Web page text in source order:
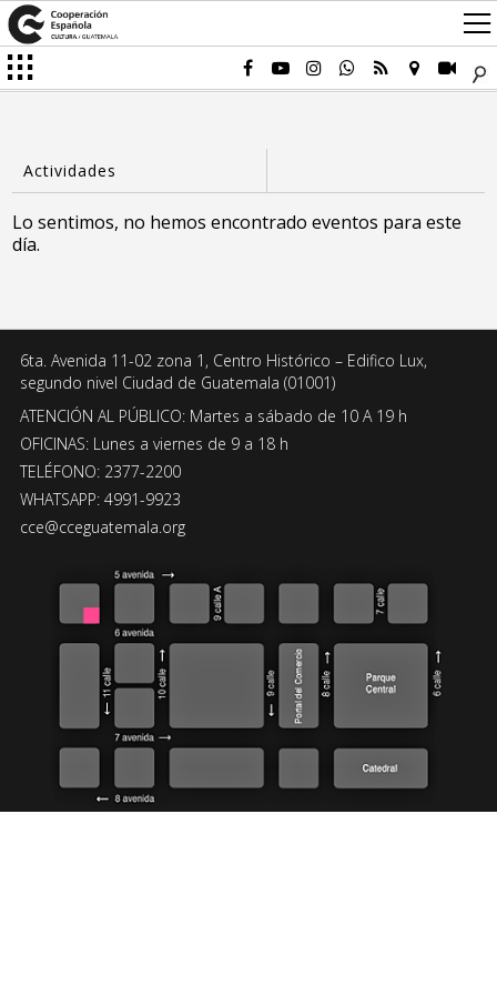
Lo sentimos, no hemos encontrado eventos para este
día.
6ta. Avenida 11-02 zona 1, Centro Histórico – Edifico Lux,
segundo nivel Ciudad de Guatemala (01001)
ATENCIÓN AL PÚBLICO: Martes a sábado de 10 A 19 h
OFICINAS: Lunes a viernes de 9 a 18 h
TELÉFONO: 2377-2200
WHATSAPP: 4991-9923
cce@cceguatemala.org